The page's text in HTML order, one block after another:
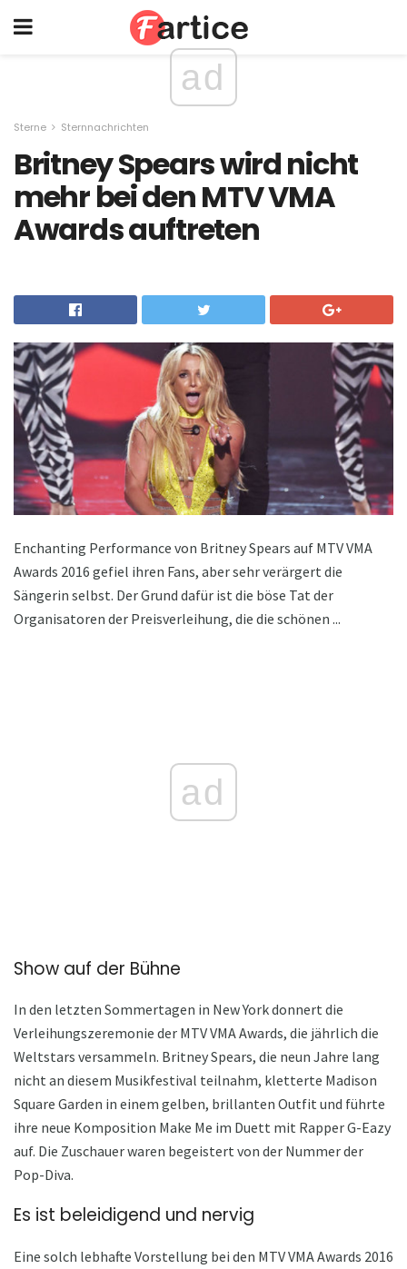
ad
Sterne Sternnachrichten
Britney Spears wird nicht
mehr bei den MTV VMA
Awards auftreten
Enchanting Performance von Britney Spears auf MTV VMA
Awards 2016 gefiel ihren Fans, aber sehr verärgert die
Sängerin selbst. Der Grund dafür ist die böse Tat der
Organisatoren der Preisverleihung, die die schönen ...
ad
Show auf der Bühne
In den letzten Sommertagen in New York donnert die
Verleihungszeremonie der MTV VMA Awards, die jährlich die
Weltstars versammeln. Britney Spears, die neun Jahre lang
nicht an diesem Musikfestival teilnahm, kletterte Madison
Square Garden in einem gelben, brillanten Outfit und führte
ihre neue Komposition Make Me im Duett mit Rapper G-Eazy
auf. Die Zuschauer waren begeistert von der Nummer der
Pop-Diva.
Es ist beleidigend und nervig
Eine solch lebhafte Vorstellung bei den MTV VMA Awards 2016